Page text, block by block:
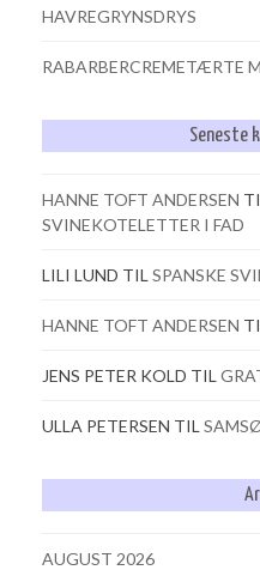
HAVREGRYNSDRYS
RABARBERCREMETÆRTE
Seneste
HANNE TOFT ANDERSEN
SVINEKOTELETTER I FAD
LILI LUND TIL SPANSKE
HANNE TOFT ANDERSEN
JENS PETER KOLD TIL
ULLA PETERSEN TIL
AUGUST 2026